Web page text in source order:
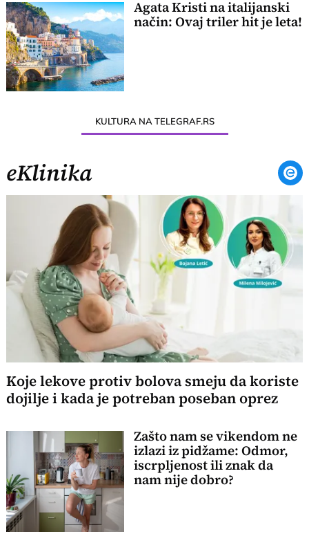
Agata Kristi na italijanski
način: Ovaj triler hit je leta!
KULTURA NA TELEGRAF.RS
eKlinika
Koje lekove protiv bolova smeju da koriste
dojilje i kada je potreban poseban oprez
Zašto nam se vikendom ne
izlazi iz pidžame: Odmor,
iscrpljenost ili znak da
nam nije dobro?